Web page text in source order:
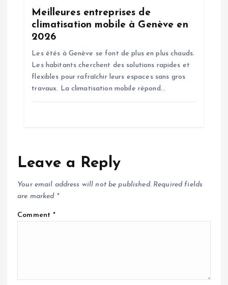
Meilleures entreprises de
climatisation mobile à Genève en
2026
Les étés à Genève se font de plus en plus chauds.
Les habitants cherchent des solutions rapides et
flexibles pour rafraîchir leurs espaces sans gros
travaux. La climatisation mobile répond…
Leave a Reply
Your email address will not be published. Required fields
are marked *
Comment*